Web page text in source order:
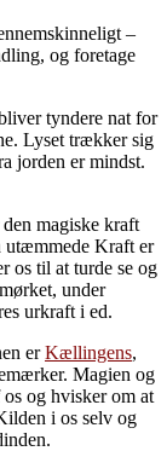
–
og foretage
tyndere nat for
Lyset trækker sig
jorden er mindst.
magiske kraft
utæmmede Kraft er
os til at turde se og
under
urkraft i ed.
erKællingens,
Magien og
og hvisker om at
i os selv og